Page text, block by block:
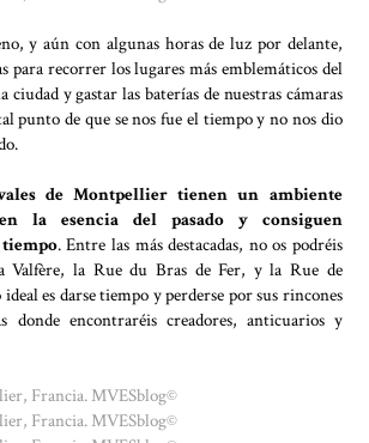
y aún con algunas horas de luz por delante,
para recorrer los lugares más emblemáticos del
y gastar las baterías de nuestras cámaras
punto de que se nos fue el tiempo y no nos dio
de Montpellier tienen un ambiente
la esencia del pasado y consiguen
. Entre las más destacadas, no os podréis
Valfère, la Rue du Bras de Fer, y la Rue de
es darse tiempo y perderse por sus rincones
donde encontraréis creadores, anticuarios y